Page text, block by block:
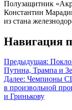
Полузащитник
Константин
из стана
Навигация
Предыдущая:
Путина, Трампа и
Далее: Чемпионы
в произвольной
и Гринькову